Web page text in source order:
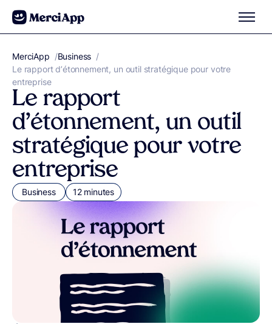
Aller au contenu
MerciApp correcteur orthographe
/Business /
Le rapport d’étonnement, un outil stratégique pour votre
entreprise
Le rapport
d’étonnement, un outil
stratégique pour votre
entreprise
Business 12 minutes